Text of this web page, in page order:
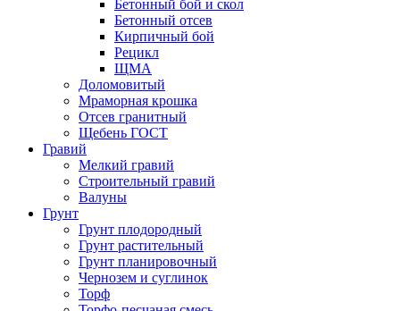
Бетонный бой и скол
Бетонный отсев
Кирпичный бой
Рецикл
ЩМА
Доломовитый
Мраморная крошка
Отсев гранитный
Щебень ГОСТ
Гравий
Мелкий гравий
Строительный гравий
Валуны
Грунт
Грунт плодородный
Грунт растительный
Грунт планировочный
Чернозем и суглинок
Торф